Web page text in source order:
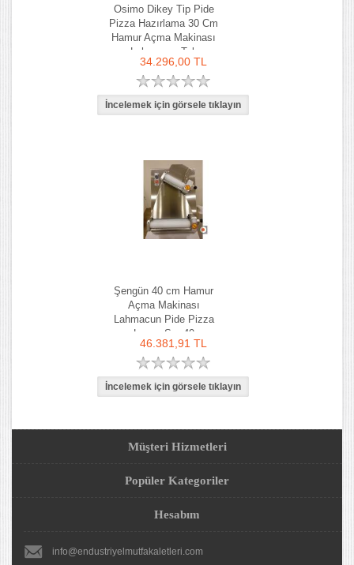
Osimo Dikey Tip Pide
Pizza Hazırlama 30 Cm
Hamur Açma Makinası
Lahmacun Tab
34.296,00 TL
Şengün 40 cm Hamur
Açma Makinası
Lahmacun Pide Pizza
Lavaş Sm-40
46.381,91 TL
Müşteri Hizmetleri
Popüler Kategoriler
Hesabım
info@endustriyelmutfakaletleri.com